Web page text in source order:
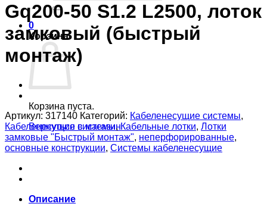
0
Корзина
Корзина пуста.
Вернуться в магазин
Gq200-50 S1.2 L2500, лоток
замковый (быстрый
монтаж)
Артикул: 317140 Категорий: Кабеленесущие системы,
Кабеленесущие системы,Кабельные лотки, Лотки
замковые "Быстрый монтаж", неперфорированные,
основные конструкции, Системы кабеленесущие
Описание